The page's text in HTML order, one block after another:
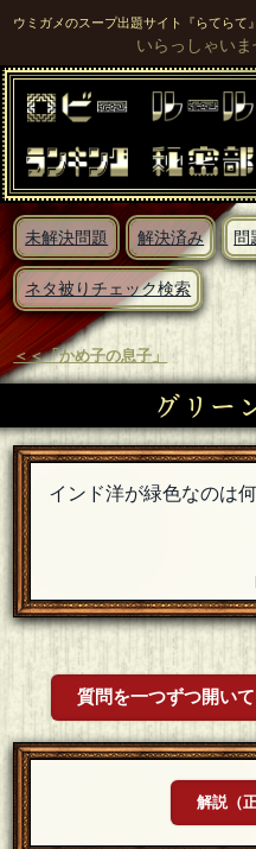
ウミガメのスープ出題サイト『らてらて』
いらっしゃいま
未解決問題 解決済み 問
ネタ被りチェック検索
＜＜「かめ子の息子」
グリー
インド洋が緑色なのは
質問を一つずつ開いて
解説（